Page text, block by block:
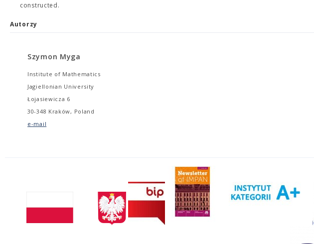
constructed.
Autorzy
Szymon Myga
Institute of Mathematics
Jagiellonian University
Łojasiewicza 6
30-348 Kraków, Poland
e-mail